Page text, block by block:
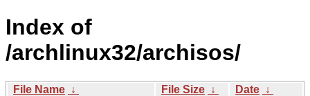
Index of
/archlinux32/archisos/
File Name ↓ File Size ↓ Date ↓